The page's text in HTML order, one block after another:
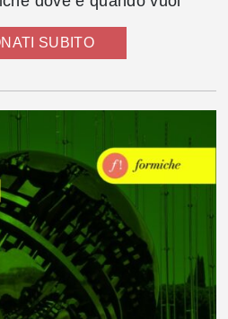
SUBITO